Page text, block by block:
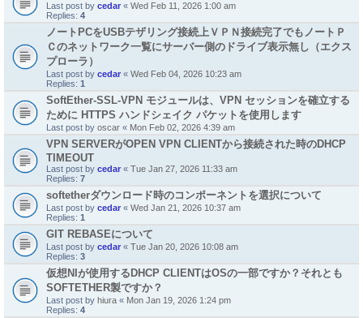
Last post by cedar « Wed Feb 11, 2026 1:00 am
Replies: 4
ノートPCをUSBテザリング接続上ＶＰＮ接続完了でもノートＰ
Ｃのネットワーク一覧にサーバー側のドライブ表示無し（エクス
プローラ）
Last post by cedar « Wed Feb 04, 2026 10:23 am
Replies: 1
SoftEther-SSL-VPN モジュールは、VPN セッションを確立する
ために HTTPS ハンドシェイク パケットを使用します
Last post by oscar « Mon Feb 02, 2026 4:39 am
VPN SERVERがOPEN VPN CLIENTから接続された時のDHCP
TIMEOUT
Last post by cedar « Tue Jan 27, 2026 11:33 am
Replies: 7
softetherダウンロード時のコンポーネントを選択について
Last post by cedar « Wed Jan 21, 2026 10:37 am
Replies: 1
GIT REBASEについて
Last post by cedar « Tue Jan 20, 2026 10:08 am
Replies: 3
仮想NIが使用するDHCP CLIENTはOSの一部ですか？それとも
SOFTETHER製ですか？
Last post by hiura « Mon Jan 19, 2026 1:24 pm
Replies: 4